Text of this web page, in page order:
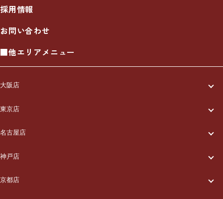
採用情報
お問い合わせ
■他エリアメニュー
大阪店
一休について
ご利用の流れ
メニュー/料金
出張エリア
東京店
一休について
ご利用の流れ
メニュー/料金
名古屋店
一休について
ご利用の流れ
神戸店
一休について
京都店